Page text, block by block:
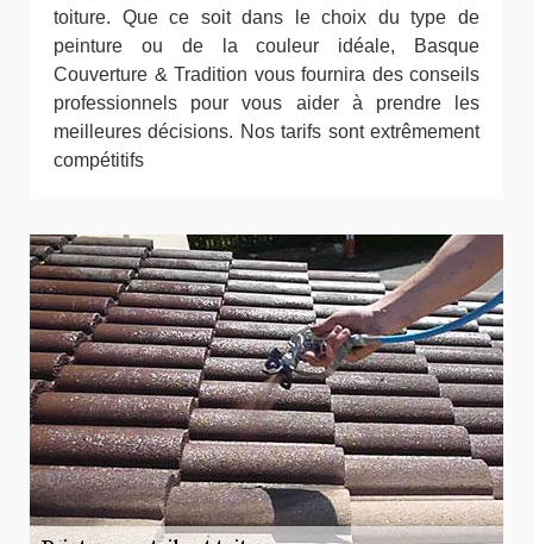
toiture. Que ce soit dans le choix du type de
peinture ou de la couleur idéale, Basque
Couverture & Tradition vous fournira des conseils
professionnels pour vous aider à prendre les
meilleures décisions. Nos tarifs sont extrêmement
compétitifs